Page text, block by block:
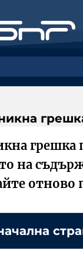
грешка
на
отново